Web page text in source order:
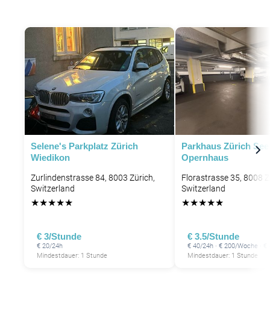
Selene's Parkplatz Zürich
Wiedikon
Zurlindenstrasse 84, 8003 Zürich,
Switzerland
★★★★★
€ 3/Stunde
€ 20/24h
Mindestdauer: 1 Stunde
Parkhaus Zürich
Opernhaus
Florastrasse 35, 8008
Switzerland
★★★★★
€ 3.5/Stunde
€ 40/24h · € 200/Woche ·
Mindestdauer: 1 Stunde